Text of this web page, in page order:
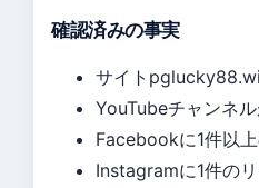
確認済みの事実
サイト
YouTubeチャンネ
Facebookに1件以上
Instagramに1件の